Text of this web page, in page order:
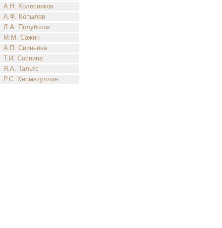
А.Н. Колесников
А.Ф. Копылов
Л.А. Полуботок
М.М. Сажин
А.П. Свиньина
Т.И. Соснина
Я.А. Тальтс
Р.С. Хисматуллин